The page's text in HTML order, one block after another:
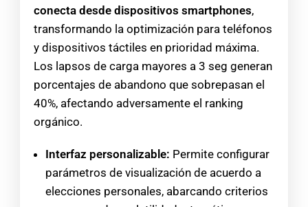
conecta desde dispositivos smartphones,
transformando la optimización para teléfonos
y dispositivos táctiles en prioridad máxima.
Los lapsos de carga mayores a 3 seg generan
porcentajes de abandono que sobrepasan el
40%, afectando adversamente el ranking
orgánico.
Interfaz personalizable: Permite configurar
parámetros de visualización de acuerdo a
elecciones personales, abarcando criterios